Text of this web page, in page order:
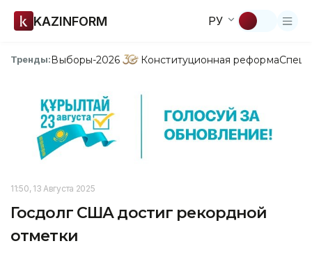
KAZINFORM РУ
Тренды:Выборы-2026 Конституционная реформа
11:50, 13 Августа 2025
Госдолг США достиг рекордной
отметки